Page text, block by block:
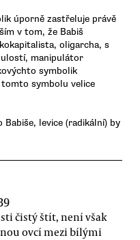
úporně zastřeluje právě
v tom, že Babiš
oligarcha, s
manipulátor
symbolik
symbolu velice
levice (radikální) by
čistý štít, není však
ovcí mezi bílými